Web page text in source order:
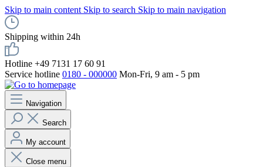
Skip to main content Skip to search Skip to main navigation
Shipping within 24h
Hotline +49 7131 17 60 91
Service hotline 0180 - 000000 Mon-Fri, 9 am - 5 pm
Navigation
Search
My account
Close menu